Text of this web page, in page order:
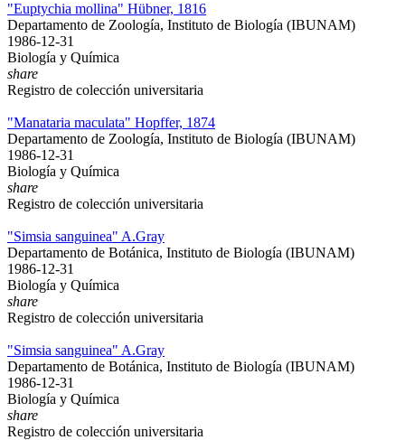
"Euptychia mollina" Hübner, 1816
Departamento de Zoología, Instituto de Biología (IBUNAM)
1986-12-31
Biología y Química
share
Registro de colección universitaria
"Manataria maculata" Hopffer, 1874
Departamento de Zoología, Instituto de Biología (IBUNAM)
1986-12-31
Biología y Química
share
Registro de colección universitaria
"Simsia sanguinea" A.Gray
Departamento de Botánica, Instituto de Biología (IBUNAM)
1986-12-31
Biología y Química
share
Registro de colección universitaria
"Simsia sanguinea" A.Gray
Departamento de Botánica, Instituto de Biología (IBUNAM)
1986-12-31
Biología y Química
share
Registro de colección universitaria